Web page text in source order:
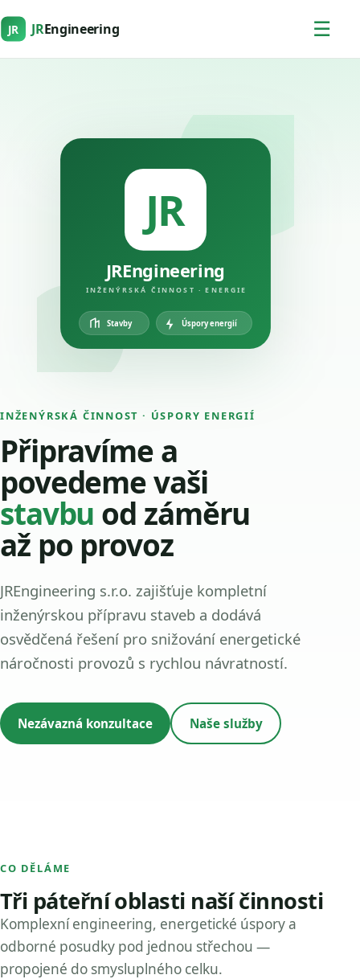
JR JREngineering ☰
INŽENÝRSKÁ ČINNOST · ÚSPORY ENERGIÍ
Připravíme a
povedeme vaši
stavbu od záměru
až po provoz
JREngineering s.r.o. zajišťuje kompletní
inženýrskou přípravu staveb a dodává
osvědčená řešení pro snižování energetické
náročnosti provozů s rychlou návratností.
Nezávazná konzultace Naše služby
JR
JREngineering
INŽENÝRSKÁ ČINNOST · ENERGIE
Stavby Úspory energií
CO DĚLÁME
Tři páteřní oblasti naší činnosti
Komplexní engineering, energetické úspory a
odborné posudky pod jednou střechou —
propojené do smysluplného celku.